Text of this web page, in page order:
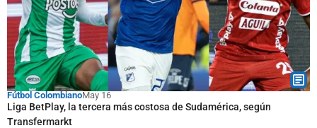
Fútbol ColombianoMay 16
Liga BetPlay, la tercera más costosa de Sudamérica, según
Transfermarkt